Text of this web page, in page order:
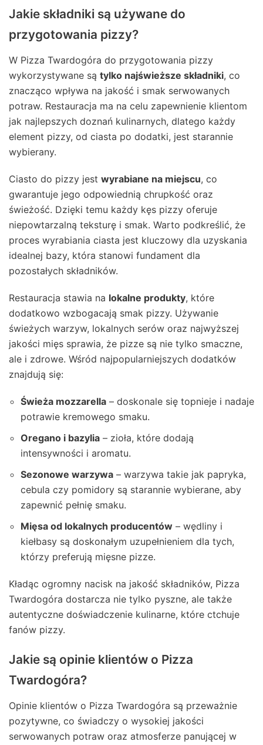
Jakie składniki są używane do
przygotowania pizzy?
W Pizza Twardogóra do przygotowania pizzy
wykorzystywane są tylko najświeższe składniki, co
znacząco wpływa na jakość i smak serwowanych
potraw. Restauracja ma na celu zapewnienie klientom
jak najlepszych doznań kulinarnych, dlatego każdy
element pizzy, od ciasta po dodatki, jest starannie
wybierany.
Ciasto do pizzy jest wyrabiane na miejscu, co
gwarantuje jego odpowiednią chrupkość oraz
świeżość. Dzięki temu każdy kęs pizzy oferuje
niepowtarzalną teksturę i smak. Warto podkreślić, że
proces wyrabiania ciasta jest kluczowy dla uzyskania
idealnej bazy, która stanowi fundament dla
pozostałych składników.
Restauracja stawia na lokalne produkty, które
dodatkowo wzbogacają smak pizzy. Używanie
świeżych warzyw, lokalnych serów oraz najwyższej
jakości mięs sprawia, że pizze są nie tylko smaczne,
ale i zdrowe. Wśród najpopularniejszych dodatków
znajdują się:
Świeża mozzarella – doskonale się topnieje i nadaje
potrawie kremowego smaku.
Oregano i bazylia – zioła, które dodają
intensywności i aromatu.
Sezonowe warzywa – warzywa takie jak papryka,
cebula czy pomidory są starannie wybierane, aby
zapewnić pełnię smaku.
Mięsa od lokalnych producentów – wędliny i
kiełbasy są doskonałym uzupełnieniem dla tych,
którzy preferują mięsne pizze.
Kładąc ogromny nacisk na jakość składników, Pizza
Twardogóra dostarcza nie tylko pyszne, ale także
autentyczne doświadczenie kulinarne, które ctchuje
fanów pizzy.
Jakie są opinie klientów o Pizza
Twardogóra?
Opinie klientów o Pizza Twardogóra są przeważnie
pozytywne, co świadczy o wysokiej jakości
serwowanych potraw oraz atmosferze panującej w